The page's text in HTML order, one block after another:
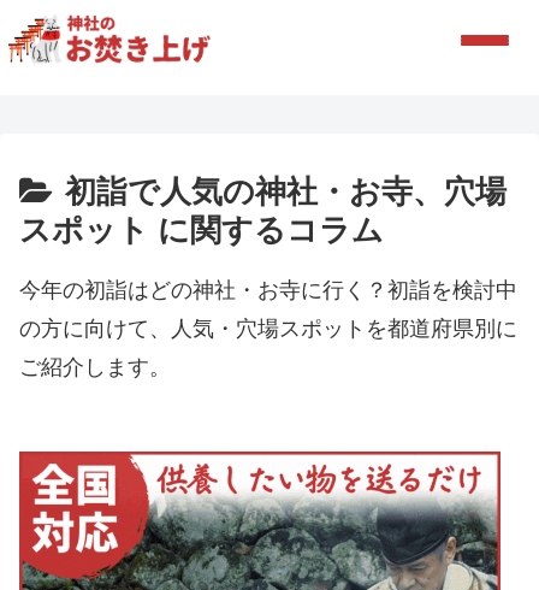
初詣で人気の神社・お寺、穴場
スポット に関するコラム
今年の初詣はどの神社・お寺に行く？初詣を検討中
の方に向けて、人気・穴場スポットを都道府県別に
ご紹介します。